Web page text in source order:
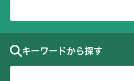
キーワードから探す